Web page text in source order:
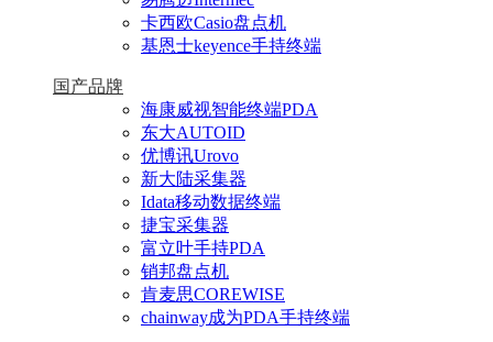
卡西欧Casio盘点机
基恩士keyence手持终端
国产品牌
海康威视智能终端PDA
东大AUTOID
优博讯Urovo
新大陆采集器
Idata移动数据终端
捷宝采集器
富立叶手持PDA
销邦盘点机
肯麦思COREWISE
chainway成为PDA手持终端